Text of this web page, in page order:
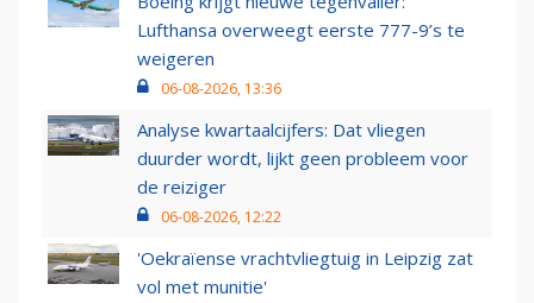
Lufthansa overweegt eerste 777-9’s te
weigeren
06-08-2026, 13:36
Analyse kwartaalcijfers: Dat vliegen
duurder wordt, lijkt geen probleem voor
de reiziger
06-08-2026, 12:22
'Oekraïense vrachtvliegtuig in Leipzig zat
vol met munitie'